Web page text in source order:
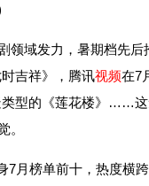
领域发力，暑期档先后
吉祥》，腾讯视频在7
类型的《莲花楼》……
。
7月榜单前十，热度横